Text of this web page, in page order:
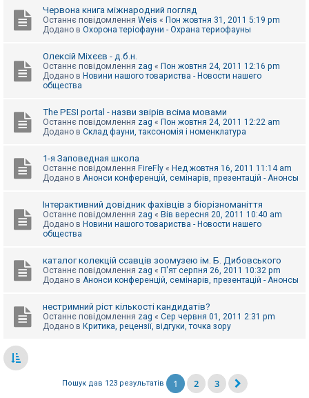
Червона книга міжнародний погляд
Останнє повідомлення Weis « Пон жовтня 31, 2011 5:19 pm
Додано в Охорона теріофауни - Охрана териофауны
Олексій Міхєєв - д.б.н.
Останнє повідомлення zag « Пон жовтня 24, 2011 12:16 pm
Додано в Новини нашого товариства - Новости нашего
общества
The PESI portal - назви звірів всіма мовами
Останнє повідомлення zag « Пон жовтня 24, 2011 12:22 am
Додано в Склад фауни, таксономія і номенклатура
1-я Заповедная школа
Останнє повідомлення FireFly « Нед жовтня 16, 2011 11:14 am
Додано в Анонси конференцій, семінарів, презентацій - Анонсы
Інтерактивний довідник фахівців з біорізноманіття
Останнє повідомлення zag « Вів вересня 20, 2011 10:40 am
Додано в Новини нашого товариства - Новости нашего
общества
каталог колекцій ссавців зоомузею ім. Б. Дибовського
Останнє повідомлення zag « П'ят серпня 26, 2011 10:32 pm
Додано в Анонси конференцій, семінарів, презентацій - Анонсы
нестримний ріст кількості кандидатів?
Останнє повідомлення zag « Сер червня 01, 2011 2:31 pm
Додано в Критика, рецензії, відгуки, точка зору
Пошук дав 123 результатів 1 2 3